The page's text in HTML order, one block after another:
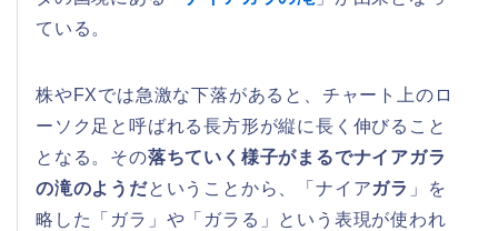
ている。
株やFXでは急激な下落があると、チャート上のロ
ーソク足と呼ばれる長方形が縦に長く伸びること
となる。その落ちていく様子がまるでナイアガラ
の滝のようだということから、「ナイアガラ 」を
略した「ガラ」や「ガラる」という表現が使われ